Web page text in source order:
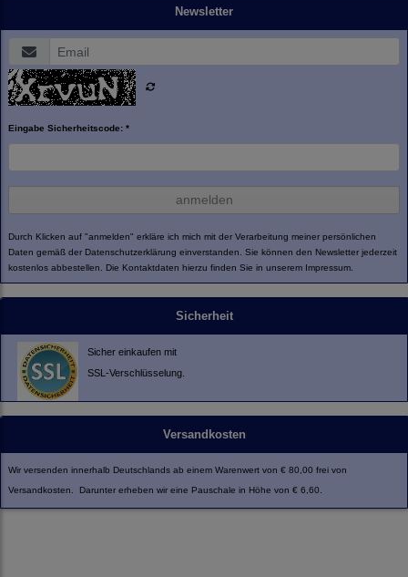
Newsletter
Eingabe Sicherheitscode: *
anmelden
Durch Klicken auf "anmelden" erkläre ich mich mit der Verarbeitung meiner persönlichen
Daten gemäß der Datenschutzerklärung einverstanden. Sie können den Newsletter jederzeit
kostenlos abbestellen. Die Kontaktdaten hierzu finden Sie in unserem Impressum.
Sicherheit
Sicher einkaufen mit
SSL-Verschlüsselung.
Versandkosten
Wir versenden innerhalb Deutschlands ab einem Warenwert von € 80,00 frei von
Versandkosten. Darunter erheben wir eine Pauschale in Höhe von € 6,60.